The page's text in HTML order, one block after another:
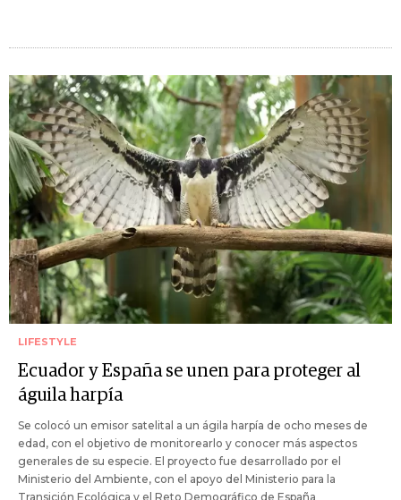
LIFESTYLE
Ecuador y España se unen para proteger al
águila harpía
Se colocó un emisor satelital a un ágila harpía de ocho meses de
edad, con el objetivo de monitorearlo y conocer más aspectos
generales de su especie. El proyecto fue desarrollado por el
Ministerio del Ambiente, con el apoyo del Ministerio para la
Transición Ecológica y el Reto Demográfico de España